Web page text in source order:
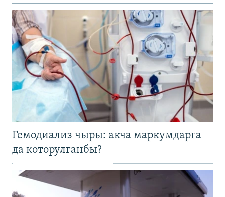
Гемодиализ чыры: акча маркумдарга
да которулганбы?